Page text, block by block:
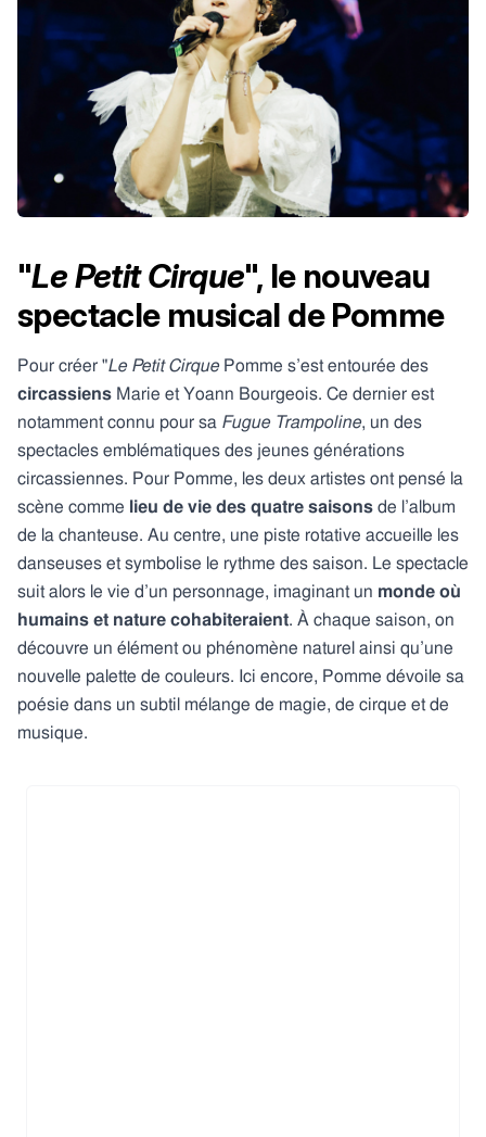
"Le Petit Cirque", le nouveau
spectacle musical de Pomme
Pour créer "Le Petit CirquePomme s’est entourée des
circassiens Marie et Yoann Bourgeois. Ce dernier est
notamment connu pour sa Fugue Trampoline, un des
spectacles emblématiques des jeunes générations
circassiennes. Pour Pomme, les deux artistes ont pensé la
scène comme
lieu de vie des quatre saisons de l’album
de la chanteuse. Au centre, une piste rotative accueille les
danseuses et symbolise le rythme des saison. Le spectacle
suit alors le vie d’un personnage, imaginant un monde où
humains et nature cohabiteraient. À chaque saison, on
découvre un élément ou phénomène naturel ainsi qu’une
nouvelle palette de couleurs. Ici encore, Pomme dévoile sa
poésie dans un subtil mélange de magie, de cirque et de
musique.